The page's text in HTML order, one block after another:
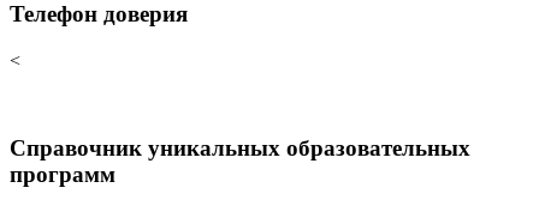
Телефон доверия
<
Справочник уникальных образовательных
программ